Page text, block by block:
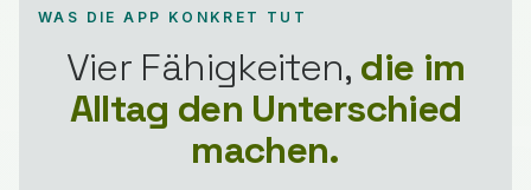
WAS DIE APP KONKRET TUT
Vier Fähigkeiten, die im
Alltag den Unterschied
machen.